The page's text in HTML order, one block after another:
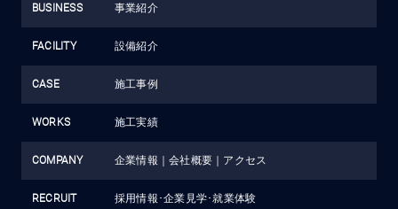
BUSINESS 事業紹介
FACILITY 設備紹介
CASE 施工事例
WORKS 施工実績
COMPANY 企業情報 ｜会社概要 ｜ アクセス
RECRUIT 採用情報･企業見学･就業体験